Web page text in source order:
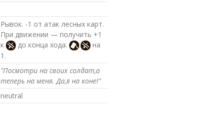
Рывок. -1 от атак лесных карт.
При движении — получить +1
к
до конца хода. :
на
1.
"Посмотри на своих солдат,а
теперь на меня. Да,я на коне!"
neutral